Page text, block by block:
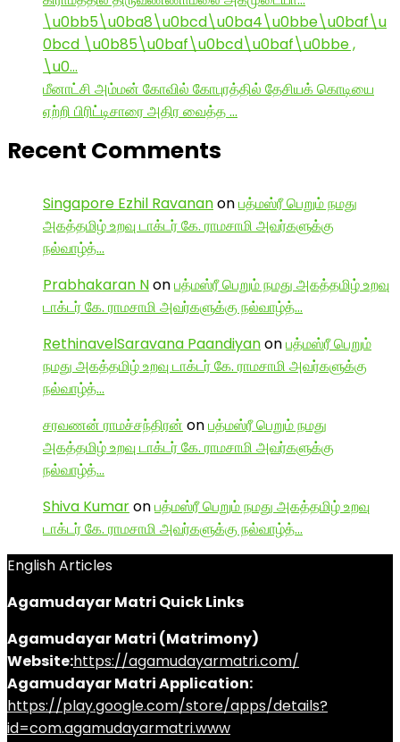
\u0bb5\u0ba8\u0bcd\u0ba4\u0bbe\u0baf\u
0bcd \u0b85\u0baf\u0bcd\u0baf\u0bbe ,
\u0…
மீனாட்சி அம்மன் கோவில் கோபுரத்தில் தேசியக் கொடியை
ஏற்றி பிரிட்டிசாரை அதிர வைத்த …
Recent Comments
Singapore Ezhil Ravananonபத்மஸ்ரீ பெறும் நமது
அகத்தமிழ் உறவு டாக்டர் கே. ராமசாமி அவர்களுக்கு
நல்வாழ்த்…
Prabhakaran Nonபத்மஸ்ரீ பெறும் நமது அகத்தமிழ் உறவு
டாக்டர் கே. ராமசாமி அவர்களுக்கு நல்வாழ்த்…
RethinavelSaravana Paandiyanonபத்மஸ்ரீ பெறும்
நமது அகத்தமிழ் உறவு டாக்டர் கே. ராமசாமி அவர்களுக்கு
நல்வாழ்த்…
சரவணன் ராமச்சந்திரன் onபத்மஸ்ரீ பெறும் நமது
அகத்தமிழ் உறவு டாக்டர் கே. ராமசாமி அவர்களுக்கு
நல்வாழ்த்…
Shiva Kumaronபத்மஸ்ரீ பெறும் நமது அகத்தமிழ் உறவு
டாக்டர் கே. ராமசாமி அவர்களுக்கு நல்வாழ்த்…
English Articles
Agamudayar Matri Quick Links
Agamudayar Matri (Matrimony)
Website:https://agamudayarmatri.com/
Agamudayar Matri Application:
https://play.google.com/store/apps/details?
id=com.agamudayarmatri.www